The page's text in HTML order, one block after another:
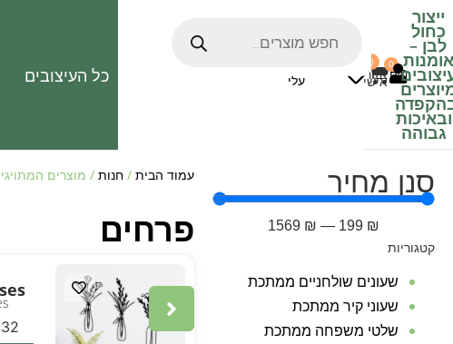
ייצור
כחול
לבן –
אומנות
ובאיכות
גבוהה
₪0
0
עלי
0
אזור
אישי כל העיצובים
סנן מחיר
₪
199
—
₪
1569
קטגוריות
שעונים שולחניים ממתכת
שעוני קיר ממתכת
שלטי משפחה ממתכת
עמוד הבית/ חנות/ מוצרים
פרחים